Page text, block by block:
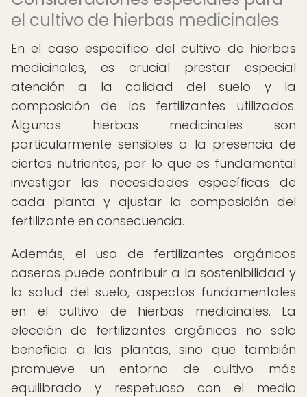
el cultivo de hierbas medicinales
En el caso específico del cultivo de hierbas
medicinales, es crucial prestar especial
atención a la calidad del suelo y la
composición de los fertilizantes utilizados.
Algunas hierbas medicinales son
particularmente sensibles a la presencia de
ciertos nutrientes, por lo que es fundamental
investigar las necesidades específicas de
cada planta y ajustar la composición del
fertilizante en consecuencia.
Además, el uso de fertilizantes orgánicos
caseros puede contribuir a la sostenibilidad y
la salud del suelo, aspectos fundamentales
en el cultivo de hierbas medicinales. La
elección de fertilizantes orgánicos no solo
beneficia a las plantas, sino que también
promueve un entorno de cultivo más
equilibrado y respetuoso con el medio